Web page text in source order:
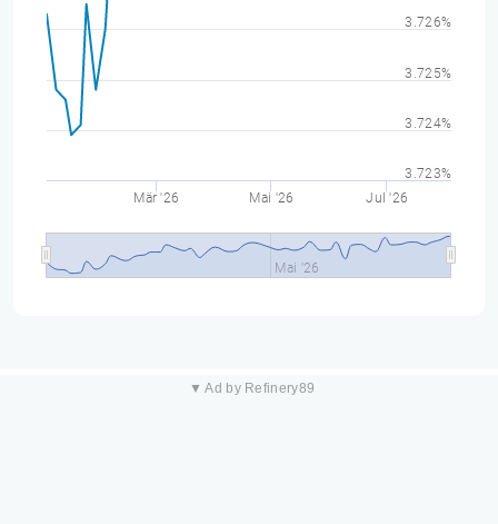
Mär '26 Mai '26 Jul '26
Mai '26
3.723%
3.724%
3.725%
3.726%
▼ Ad by Refinery89